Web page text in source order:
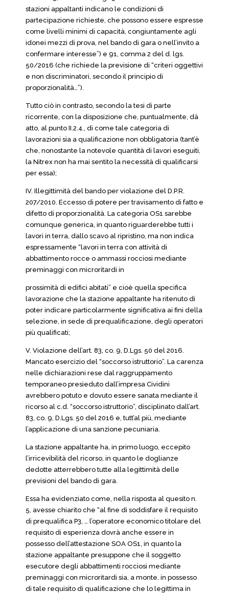
stazioni appaltanti indicano le condizioni di
partecipazione richieste, che possono essere espresse
come livelli minimi di capacità, congiuntamente agli
idonei mezzi di prova, nel bando di gara o nell’invito a
confermare interesse”) e 91, comma 2 del d. lgs.
50/2016 (che richiede la previsione di “criteri oggettivi
e non discriminatori, secondo il principio di
proporzionalità…”).
Tutto ciò in contrasto, secondo la tesi di parte
ricorrente, con la disposizione che, puntualmente, dà
atto, al punto II.2.4., di come tale categoria di
lavorazioni sia a qualificazione non obbligatoria (tant’è
che, nonostante la notevole quantità di lavori eseguiti,
la Nitrex non ha mai sentito la necessità di qualificarsi
per essa);
IV. Illegittimità del bando per violazione del D.P.R.
207/2010. Eccesso di potere per travisamento di fatto e
difetto di proporzionalità. La categoria OS1 sarebbe
comunque generica, in quanto riguarderebbe tutti i
lavori in terra, dallo scavo al ripristino, ma non indica
espressamente “lavori in terra con attività di
abbattimento rocce o ammassi rocciosi mediante
preminaggi con microritardi in
prossimità di edifici abitati” e cioè quella specifica
lavorazione che la stazione appaltante ha ritenuto di
poter indicare particolarmente significativa ai fini della
selezione, in sede di prequalificazione, degli operatori
più qualificati;
V. Violazione dell’art. 83, co. 9, D.Lgs. 50 del 2016.
Mancato esercizio del “soccorso istruttorio”. La carenza
nelle dichiarazioni rese dal raggruppamento
temporaneo presieduto dall’impresa Cividini
avrebbero potuto e dovuto essere sanata mediante il
ricorso al c.d. “soccorso istruttorio”, disciplinato dall’art.
83, co. 9, D.Lgs. 50 del 2016 e, tutt’al più, mediante
l’applicazione di una sanzione pecuniaria.
La stazione appaltante ha, in primo luogo, eccepito
l’irricevibilità del ricorso, in quanto le doglianze
dedotte atterrebbero tutte alla legittimità delle
previsioni del bando di gara.
Essa ha evidenziato come, nella risposta al quesito n.
5, avesse chiarito che “al fine di soddisfare il requisito
di prequalifica P3, … l’operatore economico titolare del
requisito di esperienza dovrà anche essere in
possesso dell’attestazione SOA OS1, in quanto la
stazione appaltante presuppone che il soggetto
esecutore degli abbattimenti rocciosi mediante
preminaggi con microritardi sia, a monte, in possesso
di tale requisito di qualificazione che lo legittima in